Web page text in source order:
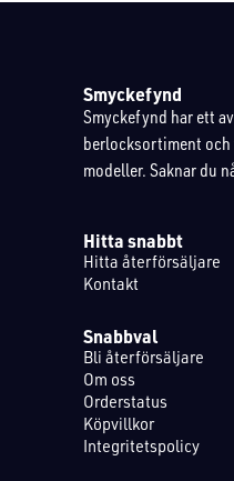
Smyckefynd
Smyckefynd har ett
berlocksortiment
modeller. Saknar du
Hitta snabbt
Hitta återförsäljare
Kontakt
Snabbval
Bli återförsäljare
Om oss
Orderstatus
Köpvillkor
Integritetspolicy